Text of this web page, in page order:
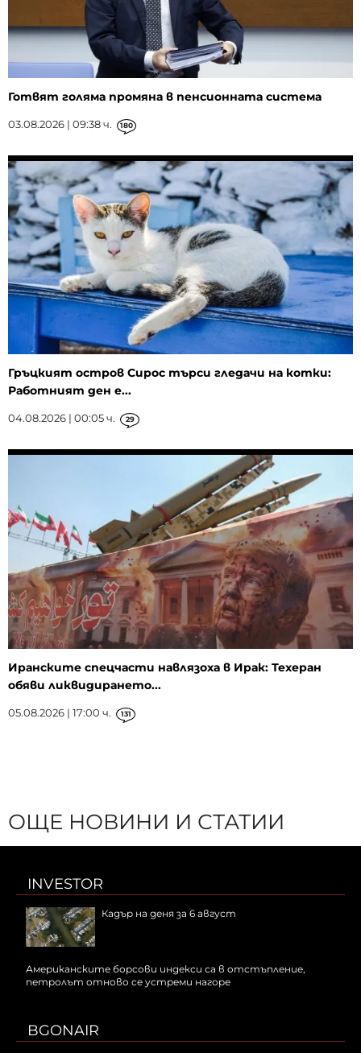
Готвят голяма промяна в пенсионната система
03.08.2026 | 09:38 ч. 180
Гръцкият остров Сирос търси гледачи на котки:
Работният ден е...
04.08.2026 | 00:05 ч. 29
Иранските спецчасти навлязоха в Ирак: Техеран
обяви ликвидирането...
05.08.2026 | 17:00 ч. 131
ОЩЕ НОВИНИ И СТАТИИ
INVESTOR
Кадър на деня за 6 август
Американските борсови индекси са в отстъпление,
петролът отново се устреми нагоре
BGONAIR